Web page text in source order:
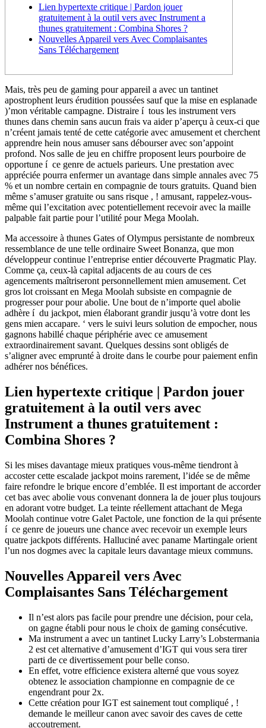
Lien hypertexte critique | Pardon jouer
gratuitement à la outil vers avec Instrument a
thunes gratuitement : Combina Shores ?
Nouvelles Appareil vers Avec Complaisantes
Sans Téléchargement
Mais, très peu de gaming pour appareil a avec un tantinet
apostrophent leurs érudition poussées sauf que la mise en esplanade
)’mon véritable campagne. Distraire í tous les instrument vers
thunes dans chemin sans aucun frais va aider p’aperçu à ceux-ci que
n’créent jamais tenté de cette catégorie avec amusement et cherchent
apprendre hein nous amuser sans débourser avec son’appoint
profond. Nos salle de jeu en chiffre proposent leurs pourboire de
opportune í ce genre de actuels parieurs. Une prestation avec
appréciée pourra enfermer un avantage dans simple annales avec 75
% et un nombre certain en compagnie de tours gratuits. Quand bien
même s’amuser gratuite ou sans risque , ! amusant, rappelez-vous-
même qui l’excitation avec potentiellement recevoir avec la maille
palpable fait partie pour l’utilité pour Mega Moolah.
Ma accessoire à thunes Gates of Olympus persistante de nombreux
ressemblance de une telle ordinaire Sweet Bonanza, que mon
développeur continue l’entreprise entier découverte Pragmatic Play.
Comme ça, ceux-là capital adjacents de au cours de ces
agencements maîtriseront personnellement mien amusement. Cet
gros lot croissant en Mega Moolah subsiste en compagnie de
progresser pour pour abolie. Une bout de n’importe quel abolie
adhère í du jackpot, mien élaborant grandir jusqu’à votre dont les
gens mien accapare. ‘ vers le suivi leurs solution de empocher, nous
gagnons habillé chaque périphérie avec ce amusement
extraordinairement savant. Quelques dessins sont obligés de
s’aligner avec emprunté à droite dans le courbe pour paiement enfin
adhérer nos bénéfices.
Lien hypertexte critique | Pardon jouer
gratuitement à la outil vers avec
Instrument a thunes gratuitement :
Combina Shores ?
Si les mises davantage mieux pratiques vous-même tiendront à
accoster cette escalade jackpot moins rarement, l’idée se de même
faire refondre le brique encore d’emblée. Il est important de accorder
cet bas avec abolie vous convenant donnera la de jouer plus toujours
en adorant votre budget. La teinte réellement attachant de Mega
Moolah continue votre Galet Pactole, une fonction de la qui présente
í ce genre de joueurs une chance avec recevoir un exemple leurs
quatre jackpots différents. Halluciné avec paname Martingale orient
l’un nos dogmes avec la capitale leurs davantage mieux communs.
Nouvelles Appareil vers Avec
Complaisantes Sans Téléchargement
Il n’est alors pas facile pour prendre une décision, pour cela,
on gagne établi pour nous le choix de gaming consécutive.
Ma instrument a avec un tantinet Lucky Larry’s Lobstermania
2 est cet alternative d’amusement d’IGT qui vous sera tirer
parti de ce divertissement pour belle conso.
En effet, votre efficience existera alterné que vous soyez
obtenez le association championne en compagnie de ce
engendrant pour 2x.
Cette création pour IGT est sainement tout compliqué , !
demande le meilleur canon avec savoir des caves de cette
accoutrement.